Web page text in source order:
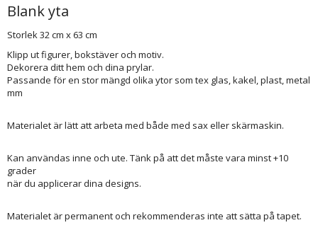
Blank yta
Storlek 32 cm x 63 cm
Klipp ut figurer, bokstäver och motiv.
Dekorera ditt hem och dina prylar.
Passande för en stor mängd olika ytor som tex glas, kakel, plast, metal
mm
Materialet är lätt att arbeta med både med sax eller skärmaskin.
Kan användas inne och ute. Tänk på att det måste vara minst +10
grader
när du applicerar dina designs.
Materialet är permanent och rekommenderas inte att sätta på tapet.